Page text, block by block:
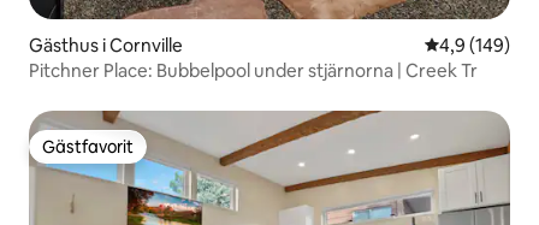
Gästhus i Cornville 4,9 av 5 i
4,9 (149)
Pitchner Place: Bubbelpool under stjärnorna | Creek Tr
Gästfavorit
Gästfavorit